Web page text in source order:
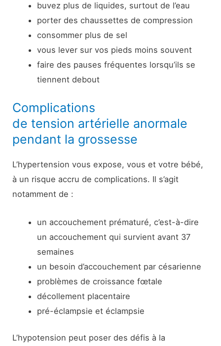
buvez plus de liquides, surtout de l’eau
porter des chaussettes de compression
consommer plus de sel
vous lever sur vos pieds moins souvent
faire des pauses fréquentes lorsqu’ils se
tiennent debout
Complications
de tension artérielle anormale
pendant la grossesse
L’hypertension vous expose, vous et votre bébé,
à un risque accru de complications. Il s’agit
notamment de :
un accouchement prématuré, c’est-à-dire
un accouchement qui survient avant 37
semaines
un besoin d’accouchement par césarienne
problèmes de croissance fœtale
décollement placentaire
pré-éclampsie et éclampsie
L’hypotension peut poser des défis à la